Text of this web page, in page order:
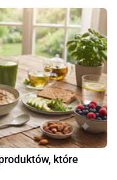
które